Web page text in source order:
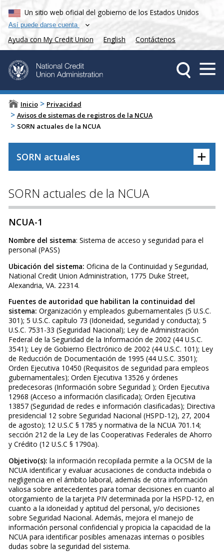
Un sitio web oficial del gobierno de los Estados Unidos
Así puede darse cuenta
Ayuda con My Credit Union English Contáctenos
Inicio > Privacidad
> Avisos de sistemas de registros de la NCUA
> SORN actuales de la NCUA
+
SORN actuales
SORN actuales de la NCUA
NCUA-1
Nombre del sistema: Sistema de acceso y seguridad para el
personal (PASS)
Ubicación del sistema: Oficina de la Continuidad y Seguridad,
National Credit Union Administration, 1775 Duke Street,
Alexandria, VA. 22314.
Fuentes de autoridad que habilitan la continuidad del
sistema: Organización y empleados gubernamentales (5 U.S.C.
301); 5 U.S.C. capítulo 73 (Idoneidad, seguridad y conducta); 5
U.S.C. 7531-33 (Seguridad Nacional); Ley de Administración
Federal de la Seguridad de la Información de 2002 (44 U.S.C.
3541); Ley de Gobierno Electrónico de 2002 (44 U.S.C. 101); Ley
de Reducción de Documentación de 1995 (44 U.S.C. 3501);
Orden Ejecutiva 10450 (Requisitos de seguridad para empleos
gubernamentales); Orden Ejecutiva 13526 y órdenes
predecesoras (Información sobre Seguridad ); Orden Ejecutiva
12968 (Acceso a información clasificada); Orden Ejecutiva
13857 (Seguridad de redes e información clasificadas); Directiva
presidencial 12 sobre Seguridad Nacional (HSPD-12), 27, 2004
de agosto); 12 U.S.C § 1785 y normativa de la NCUA 701.14;
sección 212 de la Ley de las Cooperativas Federales de Ahorro
y Crédito (12 U.S.C § 1790a).
Objetivo(s): la información recopilada permite a la OCSM de la
NCUA identificar y evaluar acusaciones de conducta indebida o
negligencia en el ámbito laboral, además de otra información
valiosa sobre antecedentes para tomar decisiones en cuanto al
otorgamiento de la tarjeta PIV determinada por la HSPD-12, en
cuanto a la idoneidad y aptitud del personal, y/o decisiones
sobre Seguridad Nacional. Además, mejora el manejo de
información personal confidencial y propicia la capacidad de la
NCUA para identificar posibles amenazas internas o posibles
dudas sobre la seguridad del sistema.